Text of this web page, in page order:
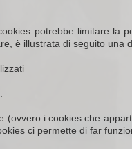
potrebbe limitare la
è illustrata di seguito una
(ovvero i cookies che
ci permette di far